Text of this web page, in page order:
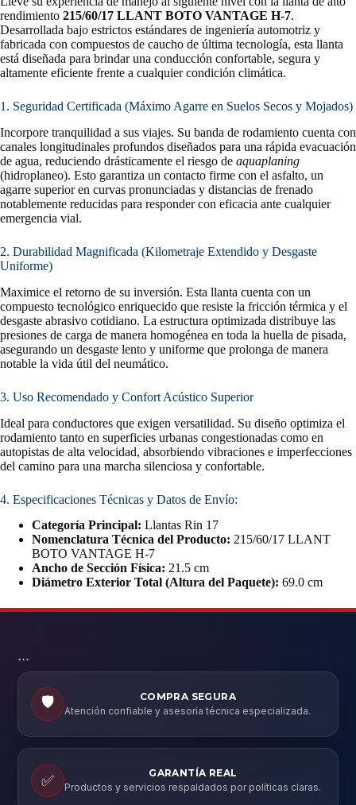
rendimiento 215/60/17 LLANT BOTO VANTAGE H-7.
Desarrollada bajo estrictos estándares de ingeniería automotriz y
fabricada con compuestos de caucho de última tecnología, esta llanta
está diseñada para brindar una conducción confortable, segura y
altamente eficiente frente a cualquier condición climática.
1. Seguridad Certificada (Máximo Agarre en Suelos Secos y Mojados)
Incorpore tranquilidad a sus viajes. Su banda de rodamiento cuenta con
canales longitudinales profundos diseñados para una rápida evacuación
de agua, reduciendo drásticamente el riesgo de aquaplaning
(hidroplaneo). Esto garantiza un contacto firme con el asfalto, un
agarre superior en curvas pronunciadas y distancias de frenado
notablemente reducidas para responder con eficacia ante cualquier
emergencia vial.
2. Durabilidad Magnificada (Kilometraje Extendido y Desgaste
Uniforme)
Maximice el retorno de su inversión. Esta llanta cuenta con un
compuesto tecnológico enriquecido que resiste la fricción térmica y el
desgaste abrasivo cotidiano. La estructura optimizada distribuye las
presiones de carga de manera homogénea en toda la huella de pisada,
asegurando un desgaste lento y uniforme que prolonga de manera
notable la vida útil del neumático.
3. Uso Recomendado y Confort Acústico Superior
Ideal para conductores que exigen versatilidad. Su diseño optimiza el
rodamiento tanto en superficies urbanas congestionadas como en
autopistas de alta velocidad, absorbiendo vibraciones e imperfecciones
del camino para una marcha silenciosa y confortable.
4. Especificaciones Técnicas y Datos de Envío:
Categoría Principal: Llantas Rin 17
Nomenclatura Técnica del Producto: 215/60/17 LLANT
BOTO VANTAGE H-7
Ancho de Sección Física: 21.5 cm
Diámetro Exterior Total (Altura del Paquete): 69.0 cm
```
🛡️
COMPRA SEGURA
Atención confiable y asesoría técnica especializada.
✅
GARANTÍA REAL
Productos y servicios respaldados por políticas claras.